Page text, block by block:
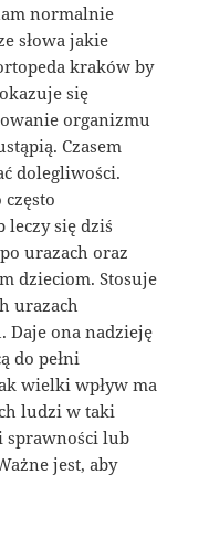
normalnie
słowa jakie
kraków by
się
organizmu
Czasem
dolegliwości.
leczy się dziś
urazach oraz
dzieciom. Stosuje
urazach
Daje ona nadzieję
do pełni
wielki wpływ ma
ludzi w taki
sprawności lub
jest, aby